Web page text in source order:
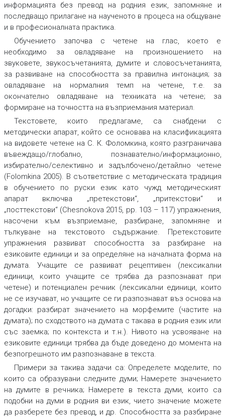
информацията без превод на родния език, запомняне и
последващо прилагане на наученото в процеса на общуване
и в професионалната практика.
Обучението започва с четене на глас, което е
необходимо за овладяване на произношението на
звуковете, звукосъчетанията, думите и словосъчетанията,
за развиване на способността за правилна интонация; за
овладяване на нормалния темп на четене, т.е. за
окончателно овладяване на техниката на четене; за
формиране на точността на възприемания материал.
Текстовете, които предлагаме, са снабдени с
методически апарат, който се основава на класификацията
на видовете четене на С. К. Фоломкина, която разграничава
въвеждащо/глобално, познавателно/информационно,
избирателно/селективно и задълбочено/детайлно четене
(Folomkina 2005). В съответствие с методическата традиция
в обучението по руски език като чужд методическият
апарат включва „претекстови“, „притекстови“ и
„посттекстови“ (Chesnokova 2015, pp. 103 – 117) упражнения,
насочени към възприемане, разбиране, запомняне и
тълкуване на текстовото съдържание. Претекстовите
упражнения развиват способността за разбиране на
езиковите единици и за определяне на началната форма на
думата. Учащите се развиват рецептивен (лексикални
единици, които учащите се трябва да разпознават при
четене) и потенциален речник (лексикални единици, които
не се изучават, но учащите се ги разпознават въз основа на
догадки: разбират значението на морфемите (частите на
думата); по сходството на думата с такава в родния език или
със заемка; по контекста и т.н.). Нивото на усвояване на
езиковите единици трябва да бъде доведено до момента на
безпогрешното им разпознаване в текста.
Примери за такива задачи са: Определете моделите, по
които са образувани следните думи; Намерете значението
на думите в речника; Намерете в текста думи, които са
подобни на думи в родния ви език, чието значение можете
да разберете без превод, и др. Способността за разбиране